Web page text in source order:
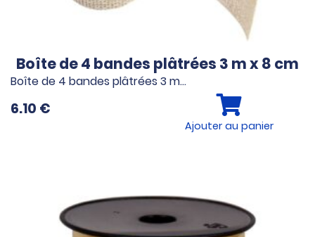
Boîte de 4 bandes plâtrées 3 m x 8 cm
Boîte de 4 bandes plâtrées 3 m…
6.10 €
Ajouter au panier